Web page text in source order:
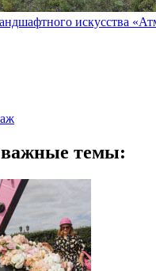
искусства
темы: